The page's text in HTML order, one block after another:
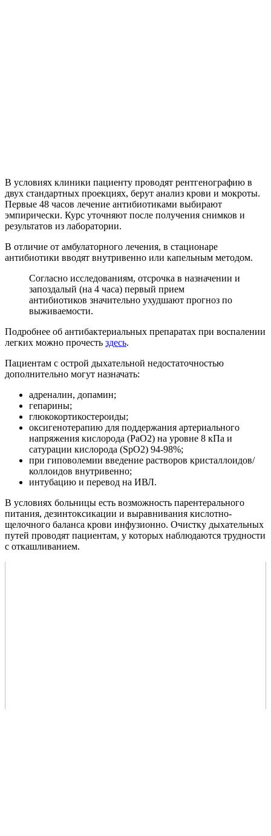
В условиях клиники пациенту проводят рентгенографию в
двух стандартных проекциях, берут анализ крови и мокроты.
Первые 48 часов лечение антибиотиками выбирают
эмпирически. Курс уточняют после получения снимков и
результатов из лаборатории.
В отличие от амбулаторного лечения, в стационаре
антибиотики вводят внутривенно или капельным методом.
Согласно исследованиям, отсрочка в назначении и
запоздалый (на 4 часа) первый прием
антибиотиков значительно ухудшают прогноз по
выживаемости.
Подробнее об антибактериальных препаратах при воспалении
легких можно прочесть здесь.
Пациентам с острой дыхательной недостаточностью
дополнительно могут назначать:
адреналин, допамин;
гепарины;
глюкокортикостероиды;
оксигенотерапию для поддержания артериального
напряжения кислорода (PaO2) на уровне 8 кПа и
сатурации кислорода (SpO2) 94-98%;
при гиповолемии введение растворов кристаллоидов/
коллоидов внутривенно;
интубацию и перевод на ИВЛ.
В условиях больницы есть возможность парентерального
питания, дезинтоксикации и выравнивания кислотно-
щелочного баланса крови инфузионно. Очистку дыхательных
путей проводят пациентам, у которых наблюдаются трудности
с откашливанием.